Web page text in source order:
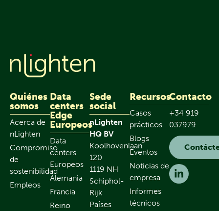
Quiénes
somos
Acerca de
nLighten
Compromiso
de
sostenibilidad
Empleos
Data
centers
Edge
Europeos
Data
centers
Europeos
Alemania
Francia
Reino
Sede
social
nLighten
HQ BV
Koolhovenlaan
120
1119 NH
Schiphol-
Rijk
Países
Recursos
Casos
prácticos
Blogs
Eventos
Noticias de
empresa
Informes
técnicos
Contacto
+34 919
037979